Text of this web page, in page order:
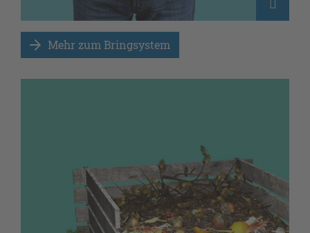
Mehr zum Bringsystem